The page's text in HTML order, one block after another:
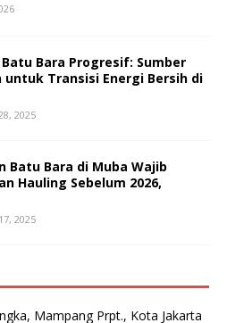
Batu Bara Progresif: Sumber
untuk Transisi Energi Bersih di
2025
Batu Bara di Muba Wajib
Hauling Sebelum 2026,
2025
Mampang Prpt., Kota Jakarta